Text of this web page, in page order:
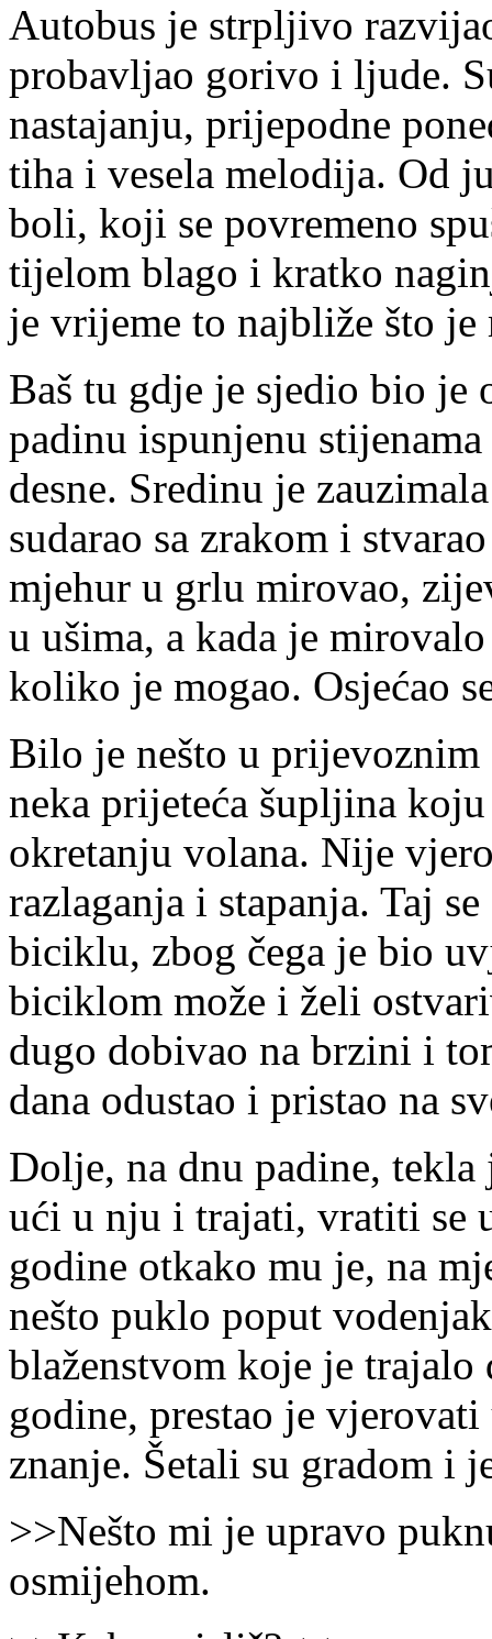
Autobus je strpljivo
probavljao gorivo i ljude.
nastajanju, prijepodne
tiha i vesela melodija. Od
boli, koji se povremeno
tijelom blago i kratko
je vrijeme to najbliže što
Baš tu gdje je sjedio bio
padinu ispunjenu
desne. Sredinu je
sudarao sa zrakom i
mjehur u grlu mirovao,
u ušima, a kada je
koliko je mogao. Osjećao
Bilo je nešto u prijevoznim
neka prijeteća šupljina
okretanju volana. Nije
razlaganja i stapanja. Taj
biciklu, zbog čega je bio
biciklom može i želi
dugo dobivao na brzini i
dana odustao i pristao na
Dolje, na dnu padine,
ući u nju i trajati, vratiti se
godine otkako mu je, na
nešto puklo poput
blaženstvom koje je
godine, prestao je
znanje. Šetali su gradom i
˃˃Nešto mi je upravo
osmijehom.